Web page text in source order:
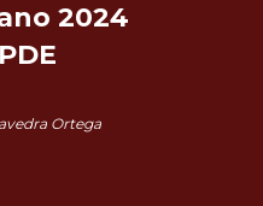
2024
Ortega